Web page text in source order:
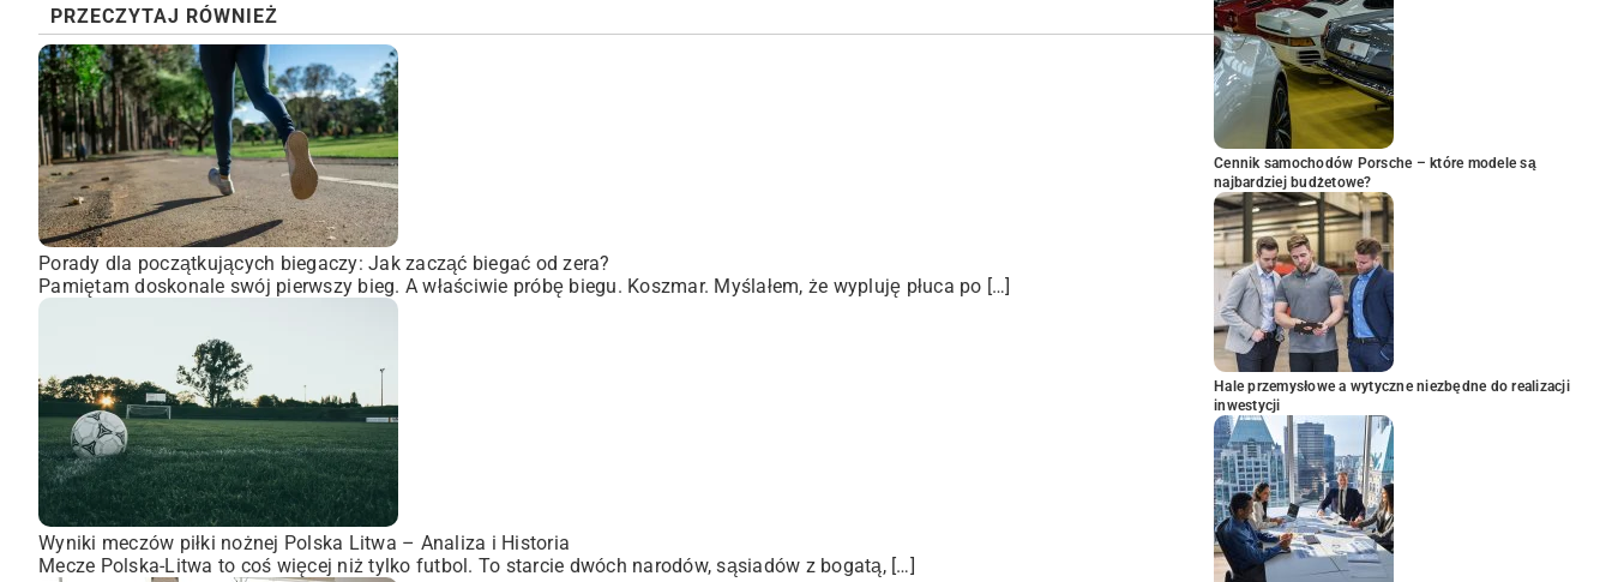
PRZECZYTAJ RÓWNIEŻ
Porady dla początkujących biegaczy: Jak zacząć biegać od zera?
Pamiętam doskonale swój pierwszy bieg. A właściwie próbę biegu. Koszmar. Myślałem, że wypluję płuca po […]
Wyniki meczów piłki nożnej Polska Litwa – Analiza i Historia
Mecze Polska-Litwa to coś więcej niż tylko futbol. To starcie dwóch narodów, sąsiadów z bogatą, […]
Cennik samochodów Porsche – które modele są
najbardziej budżetowe?
Hale przemysłowe a wytyczne niezbędne do realizacji
inwestycji